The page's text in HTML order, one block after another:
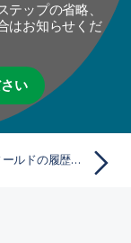
ップの省略、
はお知らせくだ
い
レポートフィールドの履歴をトレース